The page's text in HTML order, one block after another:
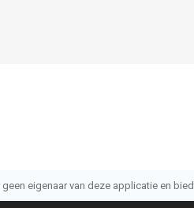
eigenaar van deze applicatie en